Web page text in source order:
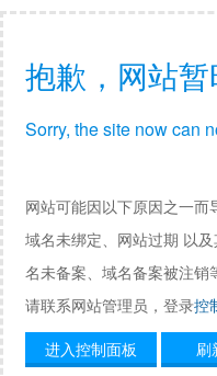
抱歉，网站
Sorry, the site now can
网站可能因以下原因之一而
域名未绑定、网站过期 以
名未备案、域名备案被注销
请联系网站管理员，登录控
进入控制面板
刷